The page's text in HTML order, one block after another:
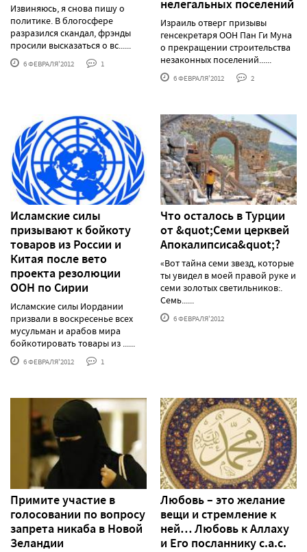
Извиняюсь, я снова пишу о
политике. В блогосфере
разразился скандал, фрэнды
просили высказаться о вс......
6 ФЕВРАЛЯ'2012 1
нелегальных поселений
Израиль отверг призывы
генсекретаря ООН Пан Ги Муна
о прекращении строительства
незаконных поселений......
6 ФЕВРАЛЯ'2012 2
Исламские силы
призывают к бойкоту
товаров из России и
Китая после вето
проекта резолюции
ООН по Сирии
Исламские силы Иордании
призвали в воскресенье всех
мусульман и арабов мира
бойкотировать товары из ......
6 ФЕВРАЛЯ'2012 1
Что осталось в Турции
от &quot;Семи церквей
Апокалипсиса&quot;?
«Вот тайна семи звезд, которые
ты увидел в моей правой руке и
семи золотых светильников:.
Семь......
6 ФЕВРАЛЯ'2012
Примите участие в
голосовании по вопросу
запрета никаба в Новой
Зеландии
Любовь – это желание
вещи и стремление к
ней… Любовь к Аллаху
и Его посланнику с.а.с.